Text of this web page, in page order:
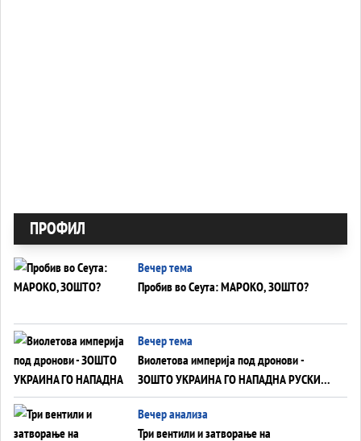
ПРОФИЛ
Вечер тема
Пробив во Сеута: МАРОКО, ЗОШТО?
Вечер тема
Виолетова империја под дронови -
ЗОШТО УКРАИНА ГО НАПАДНА РУСКИОТ
WILDBERRIES
Вечер анализа
Три вентили и затворање на